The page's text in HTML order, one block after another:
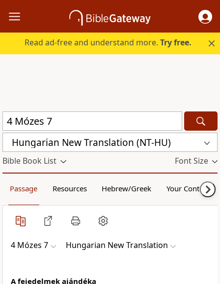
Read ad-free and understand more.Try free.
Hungarian New Translation (NT-HU)
Bible Book List Font Size
Passage Resources Hebrew/Greek Your Content
4 Mózes 7 Hungarian New Translation
A fejedelmek ajándéka